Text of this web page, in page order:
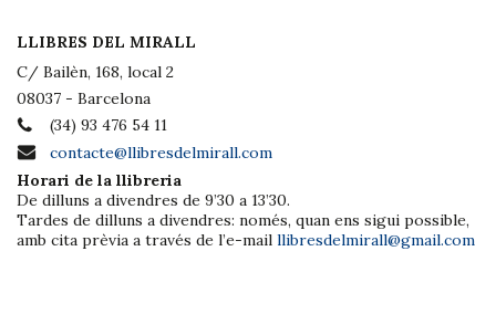
LLIBRES DEL MIRALL
C/ Bailèn, 168, local 2
08037 - Barcelona
(34) 93 476 54 11
contacte@llibresdelmirall.com
Horari de la llibreria
De dilluns a divendres de 9’30 a 13’30.
Tardes de dilluns a divendres: només, quan ens sigui possible,
amb cita prèvia a través de l’e-mail llibresdelmirall@gmail.com